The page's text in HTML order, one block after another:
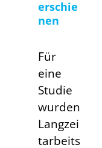
erschie
nen
Für
eine
Studie
wurden
Langzei
tarbeits